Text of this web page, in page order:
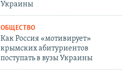
Украины
ОБЩЕСТВО
Как Россия «мотивирует»
крымских абитуриентов
поступать в вузы Украины